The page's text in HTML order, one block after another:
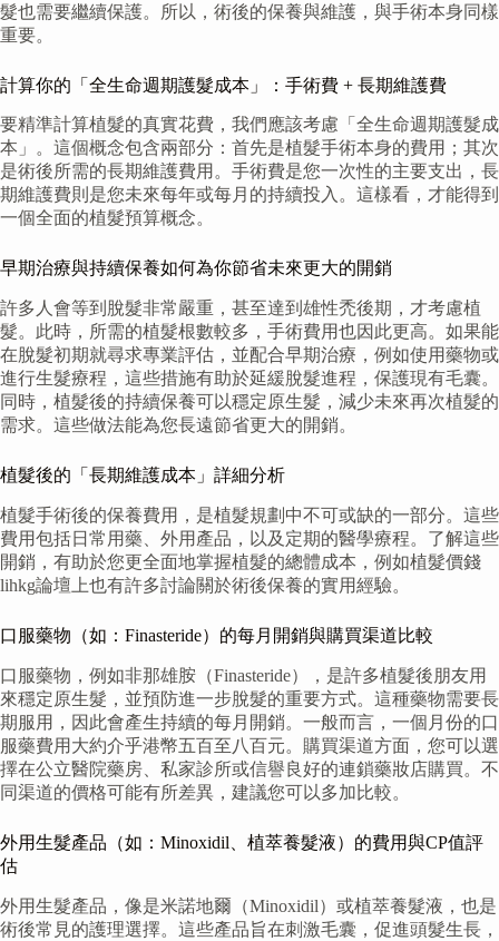
髮也需要繼續保護。所以，術後的保養與維護，與手術本身同樣
重要。
計算你的「全生命週期護髮成本」：手術費 + 長期維護費
要精準計算植髮的真實花費，我們應該考慮「全生命週期護髮成
本」。這個概念包含兩部分：首先是植髮手術本身的費用；其次
是術後所需的長期維護費用。手術費是您一次性的主要支出，長
期維護費則是您未來每年或每月的持續投入。這樣看，才能得到
一個全面的植髮預算概念。
早期治療與持續保養如何為你節省未來更大的開銷
許多人會等到脫髮非常嚴重，甚至達到雄性禿後期，才考慮植
髮。此時，所需的植髮根數較多，手術費用也因此更高。如果能
在脫髮初期就尋求專業評估，並配合早期治療，例如使用藥物或
進行生髮療程，這些措施有助於延緩脫髮進程，保護現有毛囊。
同時，植髮後的持續保養可以穩定原生髮，減少未來再次植髮的
需求。這些做法能為您長遠節省更大的開銷。
植髮後的「長期維護成本」詳細分析
植髮手術後的保養費用，是植髮規劃中不可或缺的一部分。這些
費用包括日常用藥、外用產品，以及定期的醫學療程。了解這些
開銷，有助於您更全面地掌握植髮的總體成本，例如植髮價錢
lihkg論壇上也有許多討論關於術後保養的實用經驗。
口服藥物（如：Finasteride）的每月開銷與購買渠道比較
口服藥物，例如非那雄胺（Finasteride），是許多植髮後朋友用
來穩定原生髮，並預防進一步脫髮的重要方式。這種藥物需要長
期服用，因此會產生持續的每月開銷。一般而言，一個月份的口
服藥費用大約介乎港幣五百至八百元。購買渠道方面，您可以選
擇在公立醫院藥房、私家診所或信譽良好的連鎖藥妝店購買。不
同渠道的價格可能有所差異，建議您可以多加比較。
外用生髮產品（如：Minoxidil、植萃養髮液）的費用與CP值評
估
外用生髮產品，像是米諾地爾（Minoxidil）或植萃養髮液，也是
術後常見的護理選擇。這些產品旨在刺激毛囊，促進頭髮生長，